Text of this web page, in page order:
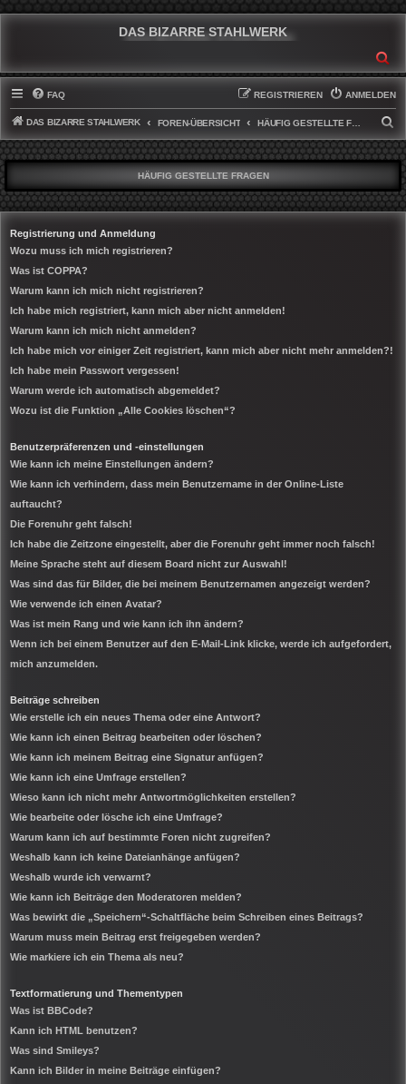
DAS BIZARRE STAHLWERK
FAQ ANMELDEN
REGISTRIEREN
DAS BIZARRE STAHLWERK FOREN-ÜBERSICHT HÄUFIG GESTELLTE FRAGEN
U
C
H
E
HÄUFIG GESTELLTE FRAGEN
Registrierung und Anmeldung
Wozu muss ich mich registrieren?
Was ist COPPA?
Warum kann ich mich nicht registrieren?
Ich habe mich registriert, kann mich aber nicht anmelden!
Warum kann ich mich nicht anmelden?
Ich habe mich vor einiger Zeit registriert, kann mich aber nicht mehr anmelden?!
Ich habe mein Passwort vergessen!
Warum werde ich automatisch abgemeldet?
Wozu ist die Funktion „Alle Cookies löschen“?
Benutzerpräferenzen und -einstellungen
Wie kann ich meine Einstellungen ändern?
Wie kann ich verhindern, dass mein Benutzername in der Online-Liste
auftaucht?
Die Forenuhr geht falsch!
Ich habe die Zeitzone eingestellt, aber die Forenuhr geht immer noch falsch!
Meine Sprache steht auf diesem Board nicht zur Auswahl!
Was sind das für Bilder, die bei meinem Benutzernamen angezeigt werden?
Wie verwende ich einen Avatar?
Was ist mein Rang und wie kann ich ihn ändern?
Wenn ich bei einem Benutzer auf den E-Mail-Link klicke, werde ich aufgefordert,
mich anzumelden.
Beiträge schreiben
Wie erstelle ich ein neues Thema oder eine Antwort?
Wie kann ich einen Beitrag bearbeiten oder löschen?
Wie kann ich meinem Beitrag eine Signatur anfügen?
Wie kann ich eine Umfrage erstellen?
Wieso kann ich nicht mehr Antwortmöglichkeiten erstellen?
Wie bearbeite oder lösche ich eine Umfrage?
Warum kann ich auf bestimmte Foren nicht zugreifen?
Weshalb kann ich keine Dateianhänge anfügen?
Weshalb wurde ich verwarnt?
Wie kann ich Beiträge den Moderatoren melden?
Was bewirkt die „Speichern“-Schaltfläche beim Schreiben eines Beitrags?
Warum muss mein Beitrag erst freigegeben werden?
Wie markiere ich ein Thema als neu?
Textformatierung und Thementypen
Was ist BBCode?
Kann ich HTML benutzen?
Was sind Smileys?
Kann ich Bilder in meine Beiträge einfügen?